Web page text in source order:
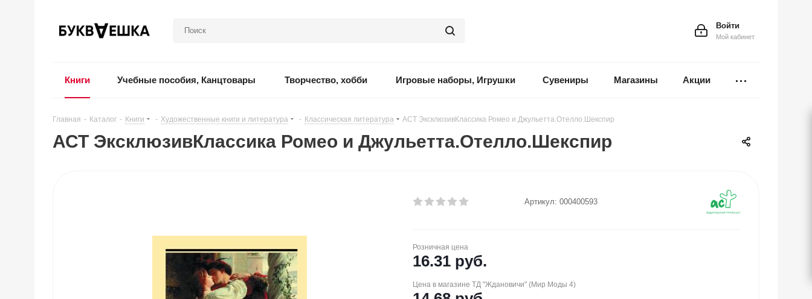
Войти
Мой кабинет
Книги Учебные пособия, Канцтовары Творчество, хобби Игровые наборы, Игрушки Сувениры Магазины Акции
Главная - Каталог - Книги - Художественные книги и литература - Классическая литература - АСТ ЭксклюзивКлассика Ромео и Джульетта.Отелло.Шекспир
АСТ ЭксклюзивКлассика Ромео и Джульетта.Отелло.Шекспир
Артикул: 000400593
Розничная цена
16.31 руб.
Цена в магазине ТД "Ждановичи" (Мир Моды 4)